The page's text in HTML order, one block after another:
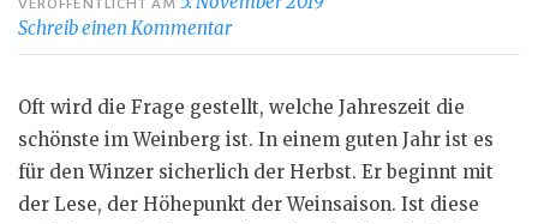
VERÖFFENTLICHT AM
Schreib einen Kommentar
Oft wird die Frage gestellt, welche Jahreszeit die
schönste im Weinberg ist. In einem guten Jahr ist es
für den Winzer sicherlich der Herbst. Er beginnt mit
der Lese, der Höhepunkt der Weinsaison. Ist diese